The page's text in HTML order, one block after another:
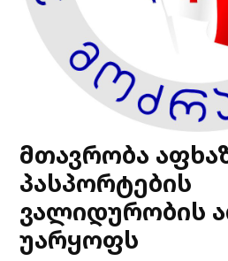
მთავრობა
პასპორტების
ვალიდურობის
უარყოფს